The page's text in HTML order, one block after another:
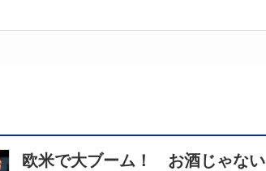
欧米で大ブーム！ お酒じゃない